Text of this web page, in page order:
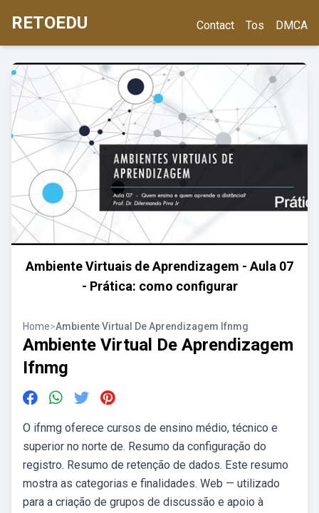
RETOEDU Contact Tos DMCA
Ambiente Virtuais de Aprendizagem - Aula 07
- Prática: como configurar
Home>Ambiente Virtual De Aprendizagem Ifnmg
Ambiente Virtual De Aprendizagem
Ifnmg
O ifnmg oferece cursos de ensino médio, técnico e
superior no norte de. Resumo da configuração do
registro. Resumo de retenção de dados. Este resumo
mostra as categorias e finalidades. Web — utilizado
para a criação de grupos de discussão e apoio à